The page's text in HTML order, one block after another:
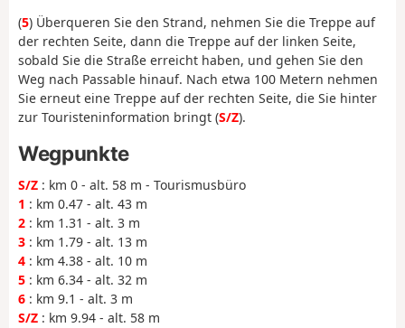
(5) Überqueren Sie den Strand, nehmen Sie die Treppe auf
der rechten Seite, dann die Treppe auf der linken Seite,
sobald Sie die Straße erreicht haben, und gehen Sie den
Weg nach Passable hinauf. Nach etwa 100 Metern nehmen
Sie erneut eine Treppe auf der rechten Seite, die Sie hinter
zur Touristeninformation bringt (S/Z).
Wegpunkte
S/Z : km 0 - alt. 58 m - Tourismusbüro
1 : km 0.47 - alt. 43 m
2 : km 1.31 - alt. 3 m
3 : km 1.79 - alt. 13 m
4 : km 4.38 - alt. 10 m
5 : km 6.34 - alt. 32 m
6 : km 9.1 - alt. 3 m
S/Z : km 9.94 - alt. 58 m